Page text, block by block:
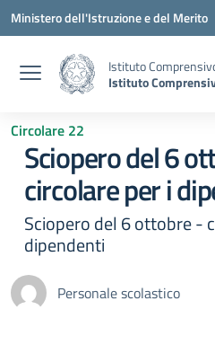
Vai ai contenuti
Vai al menu di navigazione
Vai al footer
Ministero dell'Istruzione e del Merito
Istituto
Istituto
Circolare 22
Sciopero del 6
circolare per i
Sciopero del 6 ottobre -
dipendenti
Personale scolastico